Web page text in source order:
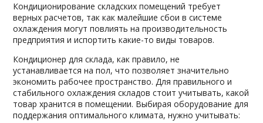
Кондиционирование складских помещений требует
верных расчетов, так как малейшие сбои в системе
охлаждения могут повлиять на производительность
предприятия и испортить какие-то виды товаров.
Кондиционер для склада, как правило, не
устанавливается на пол, что позволяет значительно
экономить рабочее пространство. Для правильного и
стабильного охлаждения складов стоит учитывать, какой
товар хранится в помещении. Выбирая оборудование для
поддержания оптимального климата, нужно учитывать: